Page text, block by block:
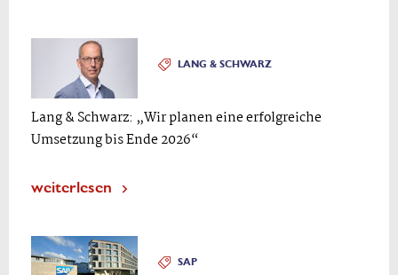
LANG & SCHWARZ
Lang & Schwarz: „Wir planen eine erfolgreiche
Umsetzung bis Ende 2026“
weiterlesen
SAP